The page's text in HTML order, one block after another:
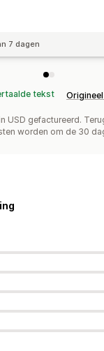
7 dagen
tekst
USD gefactureerd.
worden om de 30